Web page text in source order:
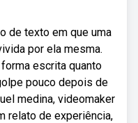
de texto em que uma
por ela mesma.
escrita quanto
pouco depois de
medina, videomaker
relato de experiência,